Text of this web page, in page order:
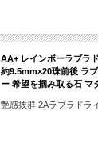
AA+ レインボーラブラ
約9.5mm×20珠前後 ラ
ー 希望を掴み取る石 マ
艶感抜群 2Aラブラドラ